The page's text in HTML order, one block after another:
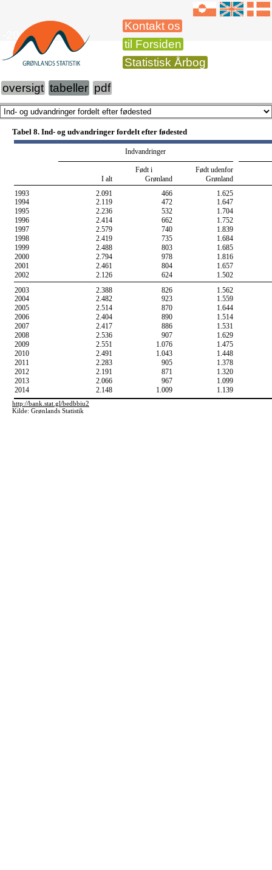
Kontakt os
til Forsiden
Statistisk Årbog
-2015
oversigt tabeller pdf